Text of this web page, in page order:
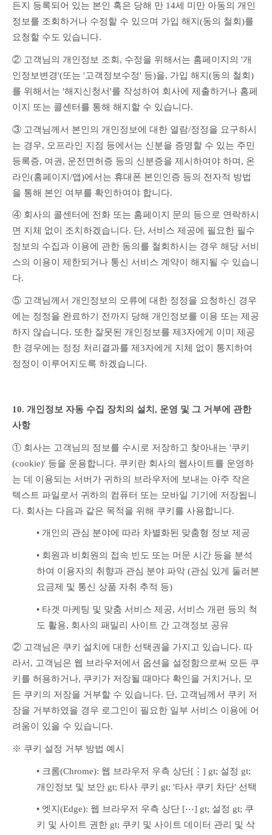
든지 등록되어 있는 본인 혹은 당해 만 14세 미만 아동의 개인
정보를 조회하거나 수정할 수 있으며 가입 해지(동의 철회)를
요청할 수도 있습니다.
② 고객님의 개인정보 조회, 수정을 위해서는 홈페이지의 '개
인정보변경'(또는 '고객정보수정' 등)을, 가입 해지(동의 철회)
를 위해서는 '해지신청서'를 작성하여 회사에 제출하거나 홈페
이지 또는 콜센터를 통해 해지할 수 있습니다.
③ 고객님께서 본인의 개인정보에 대한 열람/정정을 요구하시
는 경우, 오프라인 지점 등에서는 신분을 증명할 수 있는 주민
등록증, 여권, 운전면허증 등의 신분증을 제시하여야 하며, 온
라인(홈페이지/앱)에서는 휴대폰 본인인증 등의 전자적 방법
을 통해 본인 여부를 확인하여야 합니다.
④ 회사의 콜센터에 전화 또는 홈페이지 문의 등으로 연락하시
면 지체 없이 조치하겠습니다. 단, 서비스 제공에 필요한 필수
정보의 수집과 이용에 관한 동의를 철회하시는 경우 해당 서비
스의 이용이 제한되거나 통신 서비스 계약이 해지될 수 있습니
다.
⑤ 고객님께서 개인정보의 오류에 대한 정정을 요청하신 경우
에는 정정을 완료하기 전까지 당해 개인정보를 이용 또는 제공
하지 않습니다. 또한 잘못된 개인정보를 제3자에게 이미 제공
한 경우에는 정정 처리결과를 제3자에게 지체 없이 통지하여
정정이 이루어지도록 하겠습니다.
10. 개인정보 자동 수집 장치의 설치, 운영 및 그 거부에 관한
사항
① 회사는 고객님의 정보를 수시로 저장하고 찾아내는 '쿠키
(cookie)' 등을 운용합니다. 쿠키란 회사의 웹사이트를 운영하
는 데 이용되는 서버가 귀하의 브라우저에 보내는 아주 작은
텍스트 파일로서 귀하의 컴퓨터 또는 모바일 기기에 저장됩니
다. 회사는 다음과 같은 목적을 위해 쿠키를 사용합니다.
• 개인의 관심 분야에 따라 차별화된 맞춤형 정보 제공
• 회원과 비회원의 접속 빈도 또는 머문 시간 등을 분석
하여 이용자의 취향과 관심 분야 파악 (관심 있게 둘러본
요금제 및 통신 상품 자취 추적 등)
• 타겟 마케팅 및 맞춤 서비스 제공, 서비스 개편 등의 척
도 활용, 회사의 패밀리 사이트 간 고객정보 공유
② 고객님은 쿠키 설치에 대한 선택권을 가지고 있습니다. 따
라서, 고객님은 웹 브라우저에서 옵션을 설정함으로써 모든 쿠
키를 허용하거나, 쿠키가 저장될 때마다 확인을 거치거나, 모
든 쿠키의 저장을 거부할 수 있습니다. 단, 고객님께서 쿠키 저
장을 거부하였을 경우 로그인이 필요한 일부 서비스 이용에 어
려움이 있을 수 있습니다.
※ 쿠키 설정 거부 방법 예시
• 크롬(Chrome): 웹 브라우저 우측 상단[⋮] gt; 설정 gt;
개인정보 및 보안 gt; 타사 쿠키 gt; '타사 쿠키 차단' 선택
• 엣지(Edge): 웹 브라우저 우측 상단 [⋯] gt; 설정 gt; 쿠
키 및 사이트 권한 gt; 쿠키 및 사이트 데이터 관리 및 삭